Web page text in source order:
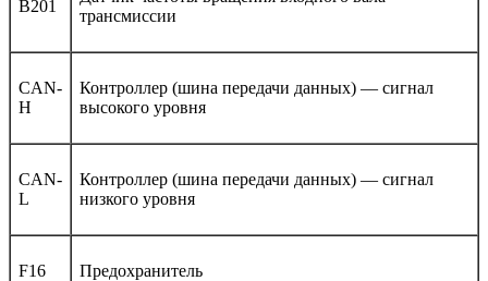
B201
трансмиссии
CAN-
H
Контроллер (шина передачи данных) — сигнал
высокого уровня
CAN-
L
Контроллер (шина передачи данных) — сигнал
низкого уровня
F16 Предохранитель